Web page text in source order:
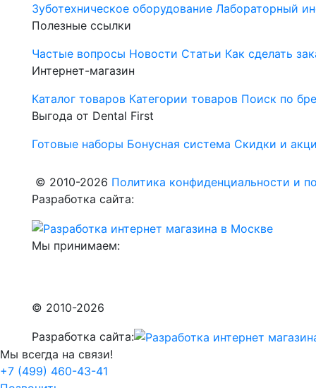
Зуботехническое оборудование Лабораторный
Полезные ссылки
Частые вопросы Новости Статьи Как сделать
Интернет-магазин
Каталог товаров Категории товаров Поиск по
Выгода от Dental First
Готовые наборы Бонусная система Скидки и
© 2010-2026 Политика конфиденциальности и
Разработка сайта:
Мы принимаем:
© 2010-2026
Разработка сайта:
Мы всегда на связи!
+7 (499) 460-43-41